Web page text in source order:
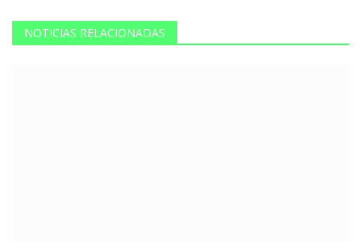
NOTICIAS RELACIONADAS